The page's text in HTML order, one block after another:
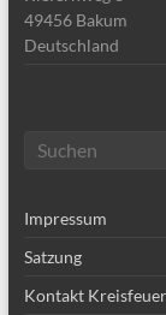
49456 Bakum
Deutschland
Impressum
Satzung
Kontakt